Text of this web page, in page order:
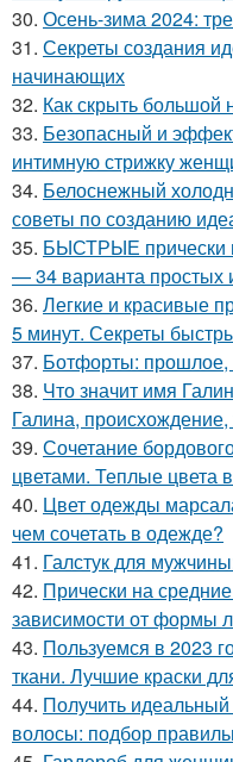
30. Осень-зима 2024:
31. Секреты создания
начинающих
32. Как скрыть
33. Безопасный и
интимную стрижку
34. Белоснежный
советы по созданию
35. БЫСТРЫЕ прически
— 34 варианта простых
36. Легкие и красивые
5 минут. Секреты
37. Ботфорты:
38. Что значит имя
Галина,
39. Сочетание
цветами. Теплые цвета
40. Цвет одежды
чем сочетать в одежде?
41. Галстук для
42. Прически на
зависимости от формы
43. Пользуемся в 2023
ткани. Лучшие краски
44. Получить идеальный
волосы: подбор